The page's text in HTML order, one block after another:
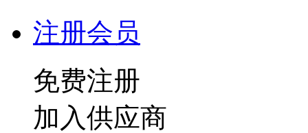
注册会员
免费注册
加入供应商